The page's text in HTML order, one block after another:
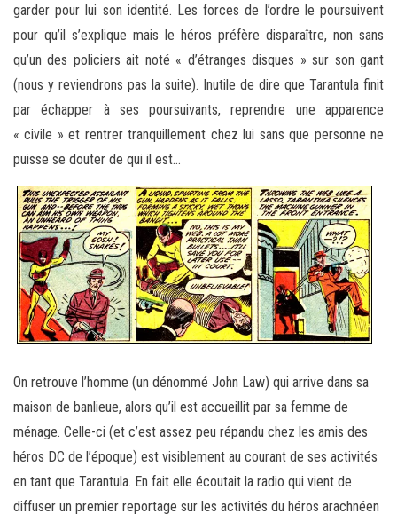
garder pour lui son identité. Les forces de l’ordre le poursuivent
pour qu’il s’explique mais le héros préfère disparaître, non sans
qu’un des policiers ait noté « d’étranges disques » sur son gant
(nous y reviendrons pas la suite). Inutile de dire que Tarantula finit
par échapper à ses poursuivants, reprendre une apparence
« civile » et rentrer tranquillement chez lui sans que personne ne
puisse se douter de qui il est…
On retrouve l’homme (un dénommé John Law) qui arrive dans sa
maison de banlieue, alors qu’il est accueillit par sa femme de
ménage. Celle-ci (et c’est assez peu répandu chez les amis des
héros DC de l’époque) est visiblement au courant de ses activités
en tant que Tarantula. En fait elle écoutait la radio qui vient de
diffuser un premier reportage sur les activités du héros arachnéen